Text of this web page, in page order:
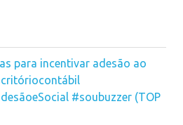
para incentivar adesão ao
#soubuzzer (TOP